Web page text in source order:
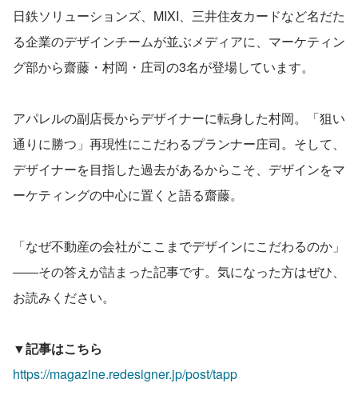
日鉄ソリューションズ、MIXI、三井住友カードなど名だた
る企業のデザインチームが並ぶメディアに、マーケティン
グ部から齋藤・村岡・庄司の3名が登場しています。
アパレルの副店長からデザイナーに転身した村岡。「狙い
通りに勝つ」再現性にこだわるプランナー庄司。そして、
デザイナーを目指した過去があるからこそ、デザインをマ
ーケティングの中心に置くと語る齋藤。
「なぜ不動産の会社がここまでデザインにこだわるのか」
――その答えが詰まった記事です。気になった方はぜひ、
お読みください。
▼記事はこちら
https://magazine.redesigner.jp/post/tapp